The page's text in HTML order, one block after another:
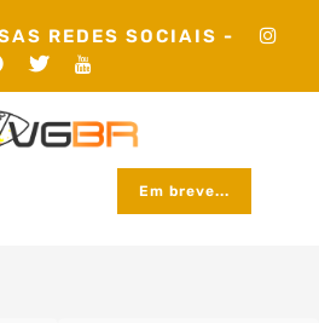
REDES SOCIAIS -
Em breve...